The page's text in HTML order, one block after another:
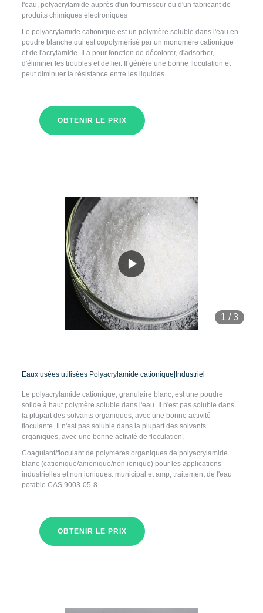
l'eau, polyacrylamide auprès d'un fournisseur ou d'un fabricant de
produits chimiques électroniques
Le polyacrylamide cationique est un polymère soluble dans l'eau en
poudre blanche qui est copolymérisé par un monomère cationique
et de l'acrylamide. Il a pour fonction de décolorer, d'adsorber,
d'éliminer les troubles et de lier. Il génère une bonne floculation et
peut diminuer la résistance entre les liquides.
OBTENIR LE PRIX
1 /3
Eaux usées utilisées Polyacrylamide cationique|Industriel
Le polyacrylamide cationique, granulaire blanc, est une poudre
solide à haut polymère soluble dans l'eau. Il n'est pas soluble dans
la plupart des solvants organiques, avec une bonne activité
floculante. Il n'est pas soluble dans la plupart des solvants
organiques, avec une bonne activité de floculation.
Coagulant/floculant de polymères organiques de polyacrylamide
blanc (cationique/anionique/non ionique) pour les applications
industrielles et non ioniques. municipal et amp; traitement de l'eau
potable CAS 9003-05-8
OBTENIR LE PRIX